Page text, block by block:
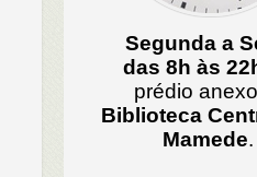
Segunda a
das 8h às
prédio
Biblioteca
Mamede.